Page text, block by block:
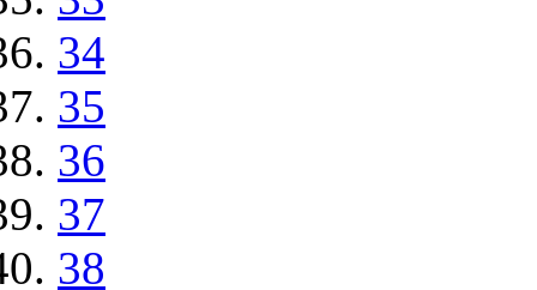
34
35
36
37
38